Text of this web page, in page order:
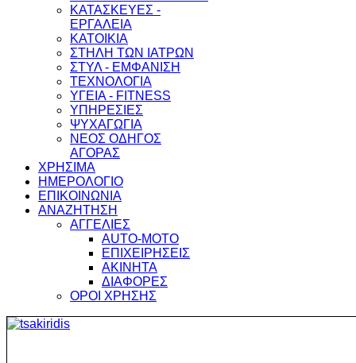
ΚΑΤΑΣΚΕΥΕΣ -
ΕΡΓΑΛΕΙΑ
ΚΑΤΟΙΚΙΑ
ΣΤΗΛΗ ΤΩΝ ΙΑΤΡΩΝ
ΣΤΥΛ - ΕΜΦΑΝΙΣΗ
ΤΕΧΝΟΛΟΓΙΑ
ΥΓΕΙΑ - FITNESS
ΥΠΗΡΕΣΙΕΣ
ΨΥΧΑΓΩΓΙΑ
ΝΕΟΣ ΟΔΗΓΟΣ
ΑΓΟΡΑΣ
ΧΡΗΣΙΜΑ
ΗΜΕΡΟΛΟΓΙΟ
ΕΠΙΚΟΙΝΩΝΙΑ
ΑΝΑΖΗΤΗΣΗ
ΑΓΓΕΛΙΕΣ
AUTO-MOTO
ΕΠΙΧΕΙΡΗΣΕΙΣ
ΑΚΙΝΗΤΑ
ΔΙΑΦΟΡΕΣ
ΟΡΟΙ ΧΡΗΣΗΣ